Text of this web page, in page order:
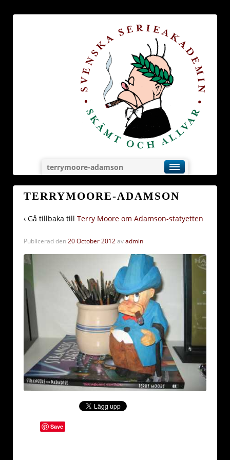
terrymoore-adamson
TERRYMOORE-ADAMSON
‹ Gå tillbaka till Terry Moore om Adamson-statyetten
Publicerad den20 October 2012avadmin
Save